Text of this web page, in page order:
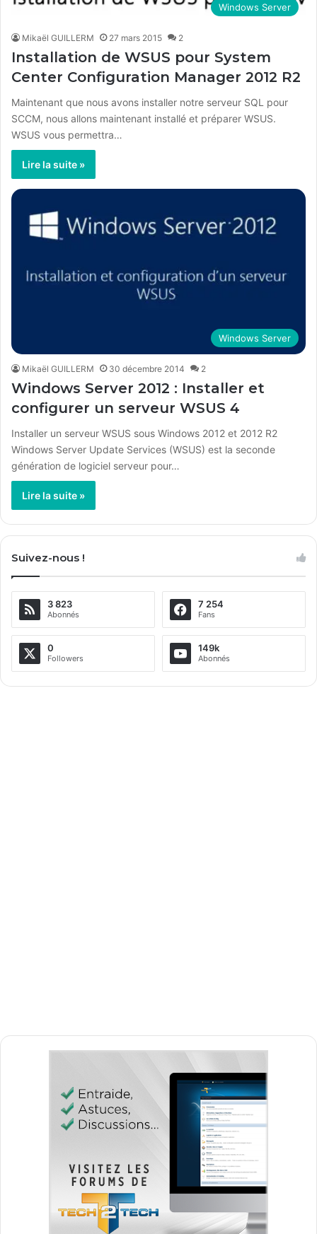
Windows Server
Mikaël GUILLERM 27 mars 2015 2
Installation de WSUS pour System
Center Configuration Manager 2012 R2
Maintenant que nous avons installer notre serveur SQL pour
SCCM, nous allons maintenant installé et préparer WSUS.
WSUS vous permettra…
Lire la suite »
Windows Server
Mikaël GUILLERM 30 décembre 2014 2
Windows Server 2012 : Installer et
configurer un serveur WSUS 4
Installer un serveur WSUS sous Windows 2012 et 2012 R2
Windows Server Update Services (WSUS) est la seconde
génération de logiciel serveur pour…
Lire la suite »
Suivez-nous !
3 823
Abonnés
7 254
Fans
0
Followers
149k
Abonnés